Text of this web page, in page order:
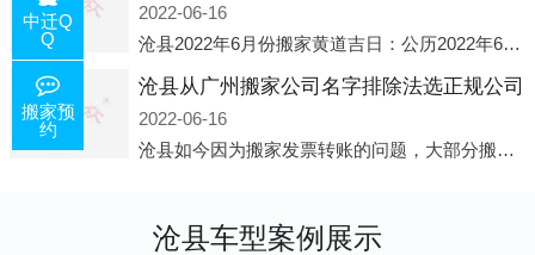
2022-06-16
沧县2022年6月份搬家黄道吉日：公历2022年6月1日 农历五月初三 星期三 冲兔(己卯)公历2022年6月4日 农历五月初六 星期六 冲马(壬午)公历2022年6月8日 农历五月初十 星期三 冲狗(丙
沧县从广州搬家公司名字排除法选正规公司
2022-06-16
沧县如今因为搬家发票转账的问题，大部分搬家公司都已经注册了营业执照，早5年前基本上所谓的搬家公司都是无注册状态也就是无照营业，由于企业注册量大增所以各种企业信息展示平台如雨后春笋般遍地开花，如：天眼查，企
沧县车型案例展示
中迁Q
Q
搬家预
约